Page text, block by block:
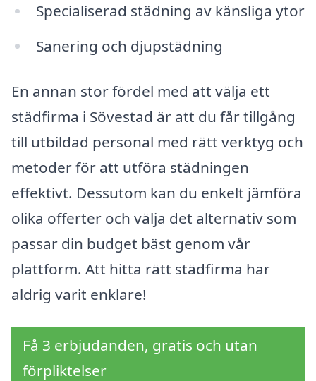
Specialiserad städning av känsliga ytor
Sanering och djupstädning
En annan stor fördel med att välja ett
städfirma i Sövestad är att du får tillgång
till utbildad personal med rätt verktyg och
metoder för att utföra städningen
effektivt. Dessutom kan du enkelt jämföra
olika offerter och välja det alternativ som
passar din budget bäst genom vår
plattform. Att hitta rätt städfirma har
aldrig varit enklare!
Få 3 erbjudanden, gratis och utan
förpliktelser